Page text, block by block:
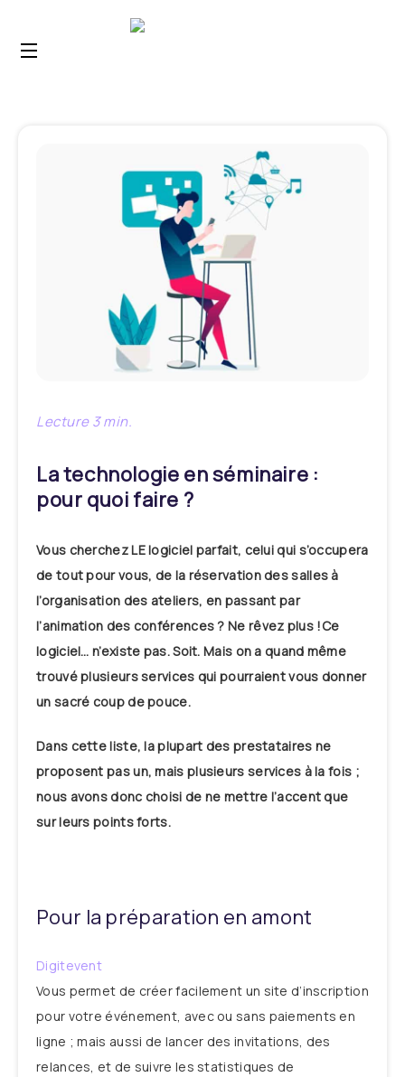
La technologie en séminaire :
pour quoi faire ?
Vous cherchez LE logiciel parfait, celui qui s’occupera
de tout pour vous, de la réservation des salles à
l’organisation des ateliers, en passant par
l’animation des conférences ? Ne rêvez plus !Ce
logiciel… n’existe pas. Soit. Mais on a quand même
trouvé plusieurs services qui pourraient vous donner
un sacré coup de pouce.
Dans cette liste, la plupart des prestataires ne
proposent pas un, mais plusieurs services à la fois ;
nous avons donc choisi de ne mettre l’accent que
sur leurs points forts.
Pour la préparation en amont
Digitevent
Vous permet de créer facilement un site d’inscription
pour votre événement, avec ou sans paiements en
ligne ; mais aussi de lancer des invitations, des
relances, et de suivre les statistiques de